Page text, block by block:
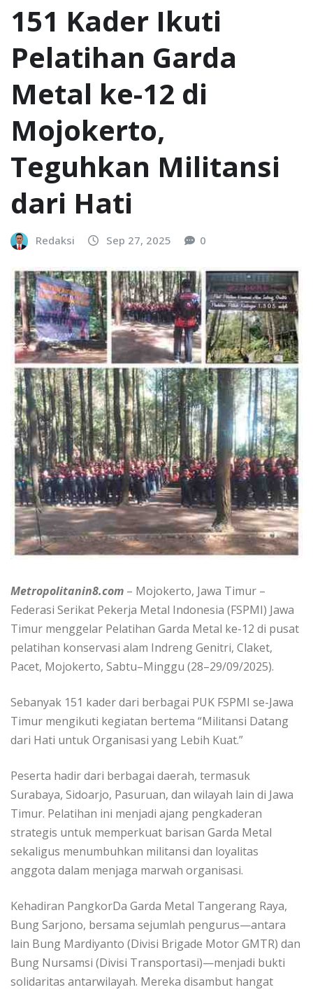
151 Kader Ikuti
Pelatihan Garda
Metal ke-12 di
Mojokerto,
Teguhkan Militansi
dari Hati
Redaksi Sep 27, 2025 0
Metropolitanin8.com – Mojokerto, Jawa Timur –
Federasi Serikat Pekerja Metal Indonesia (FSPMI) Jawa
Timur menggelar Pelatihan Garda Metal ke-12 di pusat
pelatihan konservasi alam Indreng Genitri, Claket,
Pacet, Mojokerto, Sabtu–Minggu (28–29/09/2025).
Sebanyak 151 kader dari berbagai PUK FSPMI se-Jawa
Timur mengikuti kegiatan bertema “Militansi Datang
dari Hati untuk Organisasi yang Lebih Kuat.”
Peserta hadir dari berbagai daerah, termasuk
Surabaya, Sidoarjo, Pasuruan, dan wilayah lain di Jawa
Timur. Pelatihan ini menjadi ajang pengkaderan
strategis untuk memperkuat barisan Garda Metal
sekaligus menumbuhkan militansi dan loyalitas
anggota dalam menjaga marwah organisasi.
Kehadiran PangkorDa Garda Metal Tangerang Raya,
Bung Sarjono, bersama sejumlah pengurus—antara
lain Bung Mardiyanto (Divisi Brigade Motor GMTR) dan
Bung Nursamsi (Divisi Transportasi)—menjadi bukti
solidaritas antarwilayah. Mereka disambut hangat